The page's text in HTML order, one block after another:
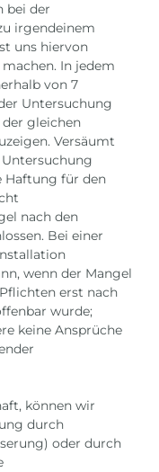
bei der
irgendeinem
uns hiervon
In jedem
von 7
Untersuchung
gleichen
Versäumt
Haftung für den
nach den
Bei einer
wenn der Mangel
erst nach
wurde;
keine Ansprüche
können wir
durch
oder durch